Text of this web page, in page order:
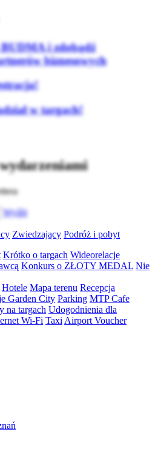
BUDMA i zdobądź
biznesowych
w targach!
Wyślij
Zwiedzający Podróż i pobyt
Krótko o targach Wideorelacje
Konkurs o ZŁOTY MEDAL Nie
Hotele Mapa terenu Recepcja
Garden City Parking MTP Cafe
na targach Udogodnienia dla
Wi-Fi Taxi Airport Voucher